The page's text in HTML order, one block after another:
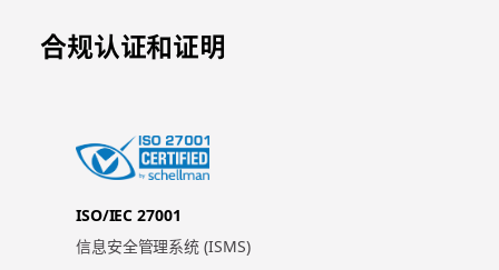
合规认证和证明
ISO/IEC 27001
信息安全管理系统 (ISMS)